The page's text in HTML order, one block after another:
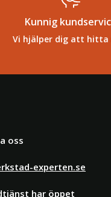
Kunnig
Vi hjälper dig att
oss
experten.se
har öppet